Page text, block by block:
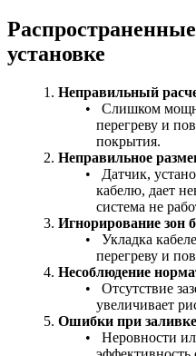
установке
Неправильный
Слишком
перегреву и
покрытия.
Неправильное
Датчик,
кабелю, дает
система не
Игнорирование зон
Укладка
перегреву и
Несоблюдение
Отсутствие
увеличивает
Ошибки при
Неровности